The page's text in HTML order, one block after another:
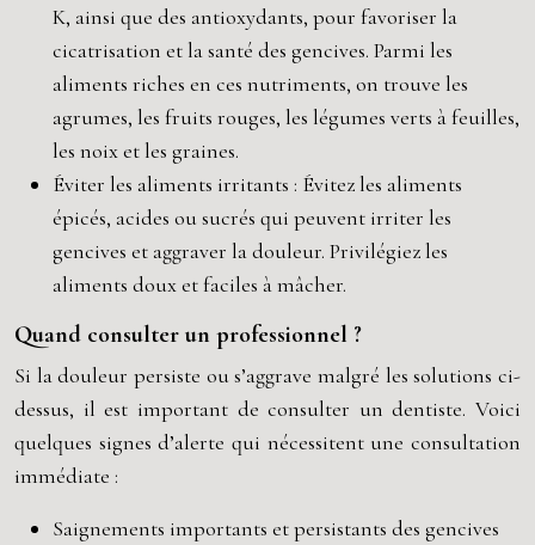
K, ainsi que des antioxydants, pour favoriser la
cicatrisation et la santé des gencives. Parmi les
aliments riches en ces nutriments, on trouve les
agrumes, les fruits rouges, les légumes verts à feuilles,
les noix et les graines.
Éviter les aliments irritants : Évitez les aliments
épicés, acides ou sucrés qui peuvent irriter les
gencives et aggraver la douleur. Privilégiez les
aliments doux et faciles à mâcher.
Quand consulter un professionnel ?
Si la douleur persiste ou s’aggrave malgré les solutions ci-
dessus, il est important de consulter un dentiste. Voici
quelques signes d’alerte qui nécessitent une consultation
immédiate :
Saignements importants et persistants des gencives